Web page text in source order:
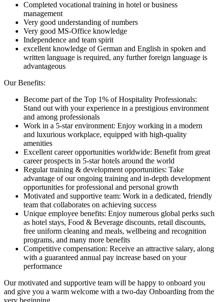
Completed vocational training in hotel or business
management
Very good understanding of numbers
Very good MS-Office knowledge
Independence and team spirit
excellent knowledge of German and English in spoken and
written language is required, any further foreign language is
advantageous
Our Benefits:
Become part of the Top 1% of Hospitality Professionals:
Stand out with your experience in a prestigious environment
and among professionals
Work in a 5-star environment: Enjoy working in a modern
and luxurious workplace, equipped with high-quality
amenities
Excellent career opportunities worldwide: Benefit from great
career prospects in 5-star hotels around the world
Regular training & development opportunities: Take
advantage of our ongoing training and in-depth development
opportunities for professional and personal growth
Motivated and supportive team: Work in a dedicated, friendly
team that collaborates on achieving success
Unique employee benefits: Enjoy numerous global perks such
as hotel stays, Food & Beverage discounts, retail discounts,
free uniform cleaning and meals, wellbeing and recognition
programs, and many more benefits
Competitive compensation: Receive an attractive salary, along
with a guaranteed annual pay increase based on your
performance
Our motivated and supportive team will be happy to onboard you
and give you a warm welcome with a two-day Onboarding from the
very beginning.